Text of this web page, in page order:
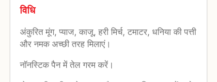
विधि
अंकुरित मूंग, प्याज, काजू, हरी मिर्च, टमाटर, धनिया की पत्ती
और नमक अच्छी तरह मिलाएं।
नॉनस्टिक पैन में तेल गरम करें।